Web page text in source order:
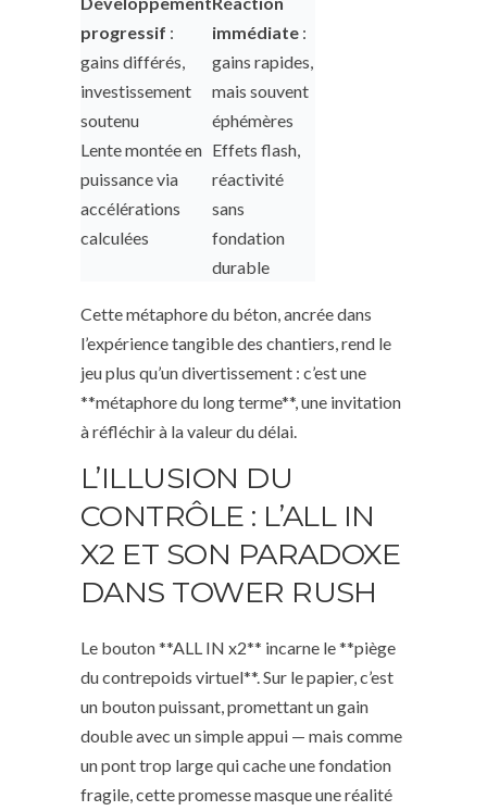
progressif :
gains différés,
investissement
soutenu
immédiate :
gains rapides,
mais souvent
éphémères
Lente montée en
puissance via
accélérations
calculées
Effets flash,
réactivité
sans
fondation
durable
Cette métaphore du béton, ancrée dans
l’expérience tangible des chantiers, rend le
jeu plus qu’un divertissement : c’est une
**métaphore du long terme**, une invitation
à réfléchir à la valeur du délai.
L’ILLUSION DU
CONTRÔLE : L’ALL IN
X2 ET SON PARADOXE
DANS TOWER RUSH
Le bouton **ALL IN x2** incarne le **piège
du contrepoids virtuel**. Sur le papier, c’est
un bouton puissant, promettant un gain
double avec un simple appui — mais comme
un pont trop large qui cache une fondation
fragile, cette promesse masque une réalité